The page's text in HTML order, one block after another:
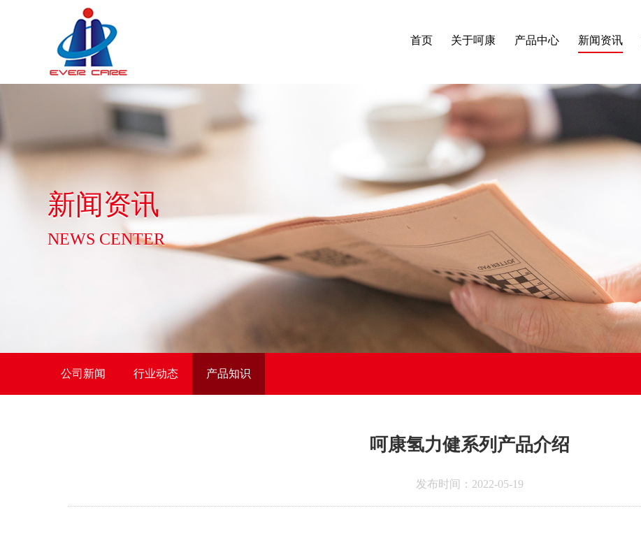
首页 关于呵康 产品中心 新闻资讯
新闻资讯
NEWS CENTER
公司新闻 行业动态 产品知识
呵康氢力健系列产品介绍
发布时间：2022-05-19